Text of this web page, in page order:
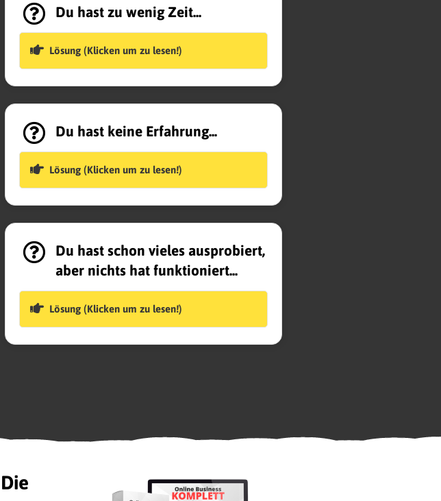
Du hast zu wenig Zeit...
Lösung (Klicken um zu lesen!)
Du hast keine Erfahrung...
Lösung (Klicken um zu lesen!)
Du hast schon vieles ausprobiert,
aber nichts hat funktioniert...
Lösung (Klicken um zu lesen!)